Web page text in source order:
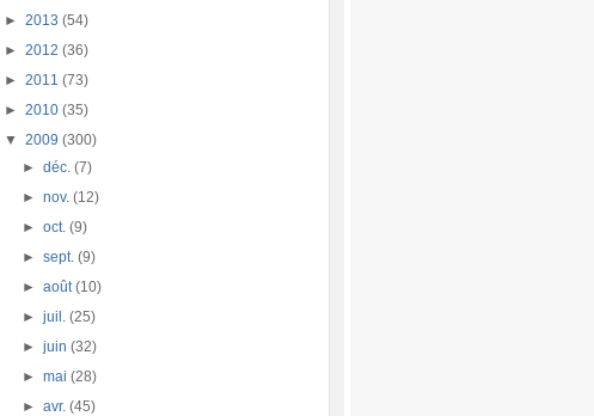
► 2013 (54)
► 2012 (36)
► 2011 (73)
► 2010 (35)
▼ 2009 (300)
► déc. (7)
► nov. (12)
► oct. (9)
► sept. (9)
► août (10)
► juil. (25)
► juin (32)
► mai (28)
► avr. (45)